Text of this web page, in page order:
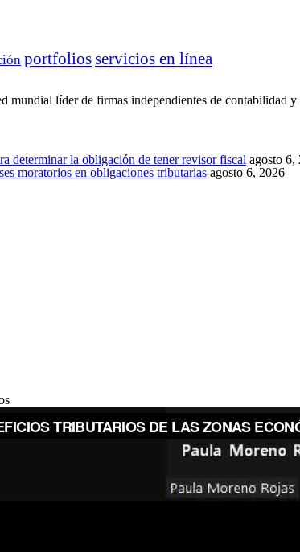
portfoliosservicios en línea
mundial líder de firmas independientes de contabilidad
determinar la obligación de tener revisor fiscal agosto 6,
moratorios en obligaciones tributarias agosto 6, 2026